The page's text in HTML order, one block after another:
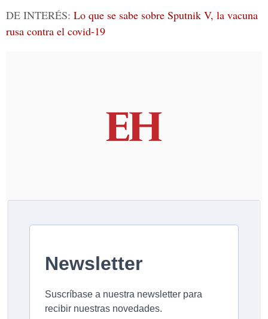
DE INTERÉS: Lo que se sabe sobre Sputnik V, la vacuna
rusa contra el covid-19